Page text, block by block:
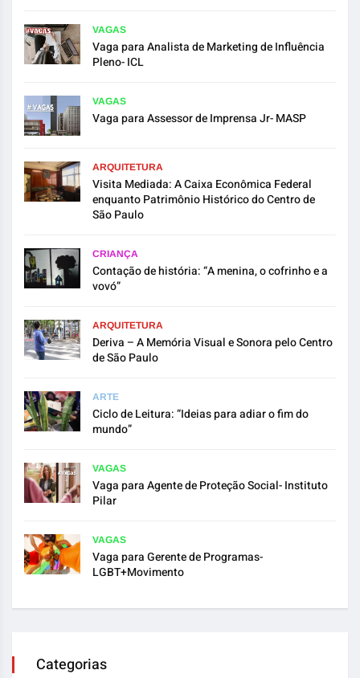
VAGAS
Vaga para Analista de Marketing de Influência
Pleno- ICL
VAGAS
Vaga para Assessor de Imprensa Jr- MASP
ARQUITETURA
Visita Mediada: A Caixa Econômica Federal
enquanto Patrimônio Histórico do Centro de
São Paulo
CRIANÇA
Contação de história: “A menina, o cofrinho e a
vovó”
ARQUITETURA
Deriva – A Memória Visual e Sonora pelo Centro
de São Paulo
ARTE
Ciclo de Leitura: “Ideias para adiar o fim do
mundo”
VAGAS
Vaga para Agente de Proteção Social- Instituto
Pilar
VAGAS
Vaga para Gerente de Programas-
LGBT+Movimento
Categorias